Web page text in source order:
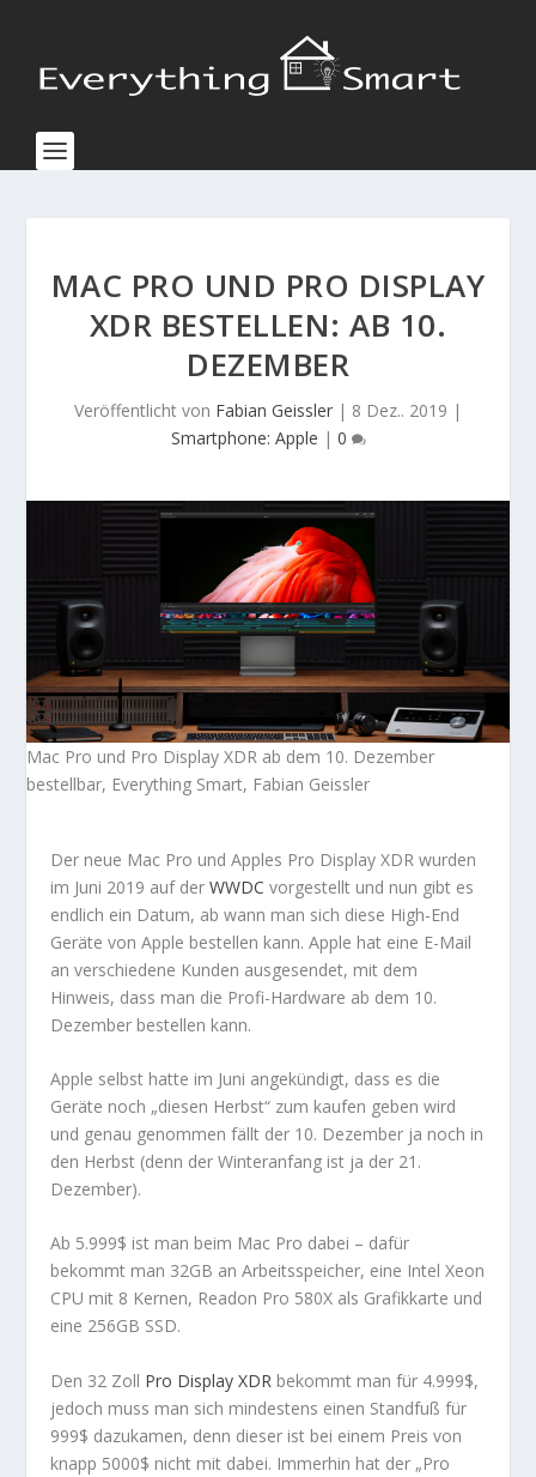
MAC PRO UND PRO DISPLAY
XDR BESTELLEN: AB 10.
DEZEMBER
Veröffentlicht von Fabian Geissler | 8 Dez.. 2019 |
Smartphone: Apple | 0
Mac Pro und Pro Display XDR ab dem 10. Dezember
bestellbar, Everything Smart, Fabian Geissler
Der neue Mac Pro und Apples Pro Display XDR wurden
im Juni 2019 auf derWWDC vorgestellt und nun gibt es
endlich ein Datum, ab wann man sich diese High-End
Geräte von Apple bestellen kann. Apple hat eine E-Mail
an verschiedene Kunden ausgesendet, mit dem
Hinweis, dass man die Profi-Hardware ab dem 10.
Dezember bestellen kann.
Apple selbst hatte im Juni angekündigt, dass es die
Geräte noch „diesen Herbst“ zum kaufen geben wird
und genau genommen fällt der 10. Dezember ja noch in
den Herbst (denn der Winteranfang ist ja der 21.
Dezember).
Ab 5.999$ ist man beim Mac Pro dabei – dafür
bekommt man 32GB an Arbeitsspeicher, eine Intel Xeon
CPU mit 8 Kernen, Readon Pro 580X als Grafikkarte und
eine 256GB SSD.
Den 32 Zoll Pro Display XDR bekommt man für 4.999$,
jedoch muss man sich mindestens einen Standfuß für
999$ dazukamen, denn dieser ist bei einem Preis von
knapp 5000$ nicht mit dabei. Immerhin hat der „Pro